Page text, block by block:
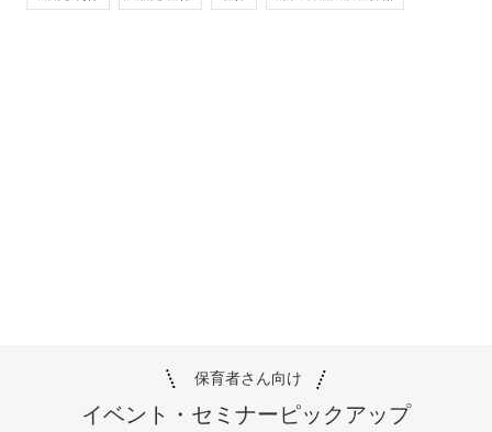
保育者さん向け
イベント・セミナーピックアップ